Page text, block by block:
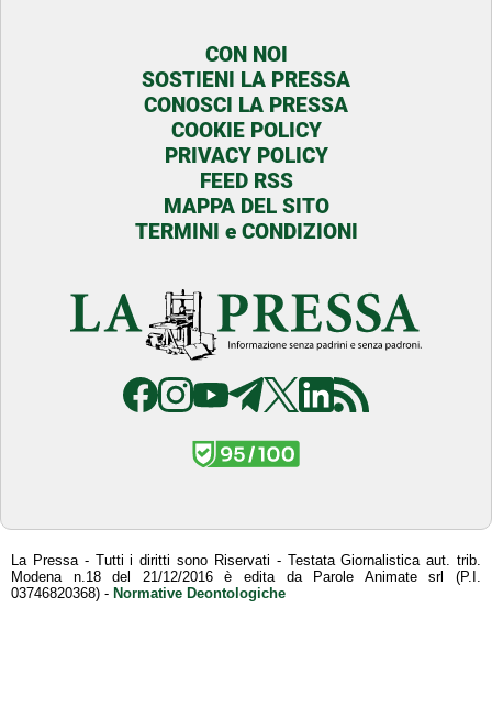
CON NOI
SOSTIENI LA PRESSA
CONOSCI LA PRESSA
COOKIE POLICY
PRIVACY POLICY
FEED RSS
MAPPA DEL SITO
TERMINI e CONDIZIONI
La Pressa - Tutti i diritti sono Riservati - Testata Giornalistica aut. trib.
Modena n.18 del 21/12/2016 è edita da Parole Animate srl (P.I.
03746820368) - Normative Deontologiche